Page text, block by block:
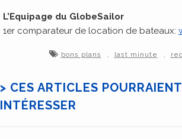
L’Equipage du GlobeSailor
1er comparateur de location de bateaux:
bons plans last minute
> CES ARTICLES
INTÉRESSER